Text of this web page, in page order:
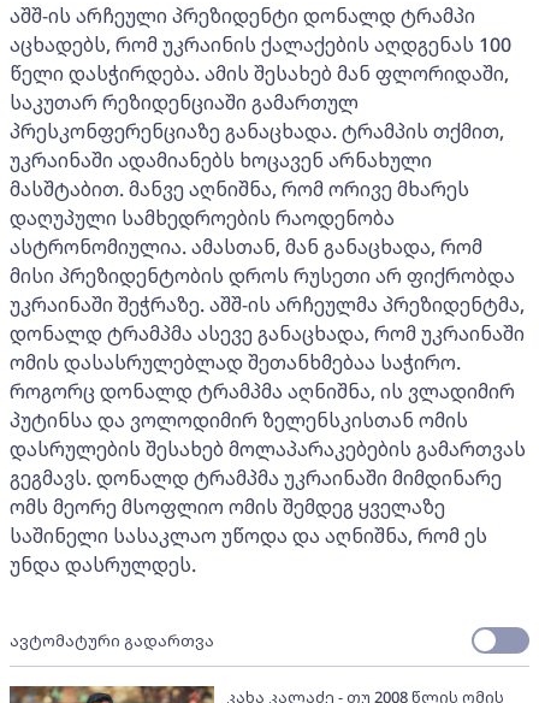
აშშ-ის არჩეული პრეზიდენტი დონალდ ტრამპი
აცხადებს, რომ უკრაინის ქალაქების აღდგენას 100
წელი დასჭირდება. ამის შესახებ მან ფლორიდაში,
საკუთარ რეზიდენციაში გამართულ
პრესკონფერენციაზე განაცხადა. ტრამპის თქმით,
უკრაინაში ადამიანებს ხოცავენ არნახული
მასშტაბით. მანვე აღნიშნა, რომ ორივე მხარეს
დაღუპული სამხედროების რაოდენობა
ასტრონომიულია. ამასთან, მან განაცხადა, რომ
მისი პრეზიდენტობის დროს რუსეთი არ ფიქრობდა
უკრაინაში შეჭრაზე. აშშ-ის არჩეულმა პრეზიდენტმა,
დონალდ ტრამპმა ასევე განაცხადა, რომ უკრაინაში
ომის დასასრულებლად შეთანხმებაა საჭირო.
როგორც დონალდ ტრამპმა აღნიშნა, ის ვლადიმირ
პუტინსა და ვოლოდიმირ ზელენსკისთან ომის
დასრულების შესახებ მოლაპარაკებების გამართვას
გეგმავს. დონალდ ტრამპმა უკრაინაში მიმდინარე
ომს მეორე მსოფლიო ომის შემდეგ ყველაზე
საშინელი სასაკლაო უწოდა და აღნიშნა, რომ ეს
უნდა დასრულდეს.
ავტომატური გადართვა
კახა კალაძე - თუ 2008 წლის ომის